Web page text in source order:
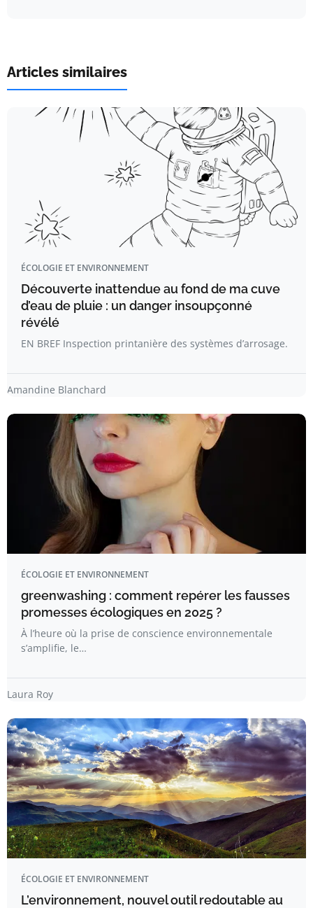
Articles similaires
ÉCOLOGIE ET ENVIRONNEMENT
Découverte inattendue au fond de ma cuve
d’eau de pluie : un danger insoupçonné
révélé
EN BREF Inspection printanière des systèmes d’arrosage.
Amandine Blanchard
ÉCOLOGIE ET ENVIRONNEMENT
greenwashing : comment repérer les fausses
promesses écologiques en 2025 ?
À l’heure où la prise de conscience environnementale
s’amplifie, le…
Laura Roy
ÉCOLOGIE ET ENVIRONNEMENT
L’environnement, nouvel outil redoutable au